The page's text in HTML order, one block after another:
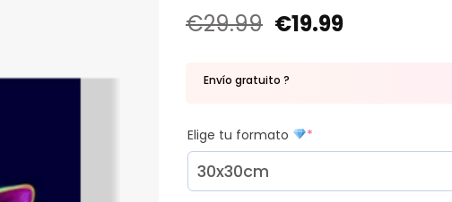
€29.99 €19.99
Envío gratuito ?
Elige tu formato *